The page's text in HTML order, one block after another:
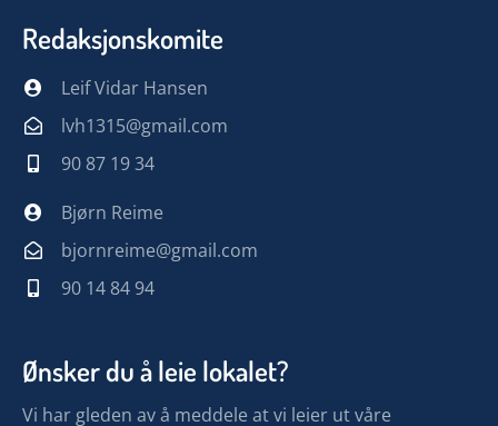
Redaksjonskomite
Leif Vidar Hansen
lvh1315@gmail.com
90 87 19 34
Bjørn Reime
bjornreime@gmail.com
90 14 84 94
Ønsker du å leie lokalet?
Vi har gleden av å meddele at vi leier ut våre